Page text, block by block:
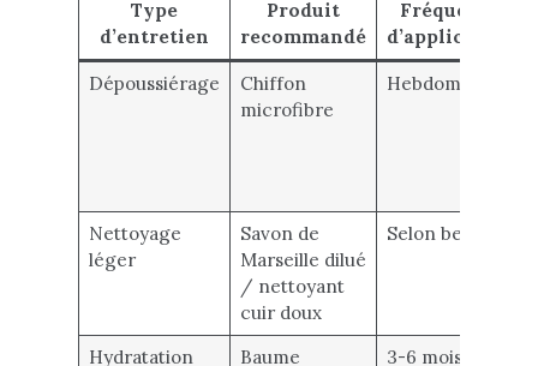
Type
d’entretien
Produit
recommandé
Fréquence
d’application
Dépoussiérage
Chiffon
microfibre
Hebdomadaire
Nettoyage
léger
Savon de
Marseille dilué
/ nettoyant
cuir doux
Selon besoin
Hydratation
Baume
3-6 mois